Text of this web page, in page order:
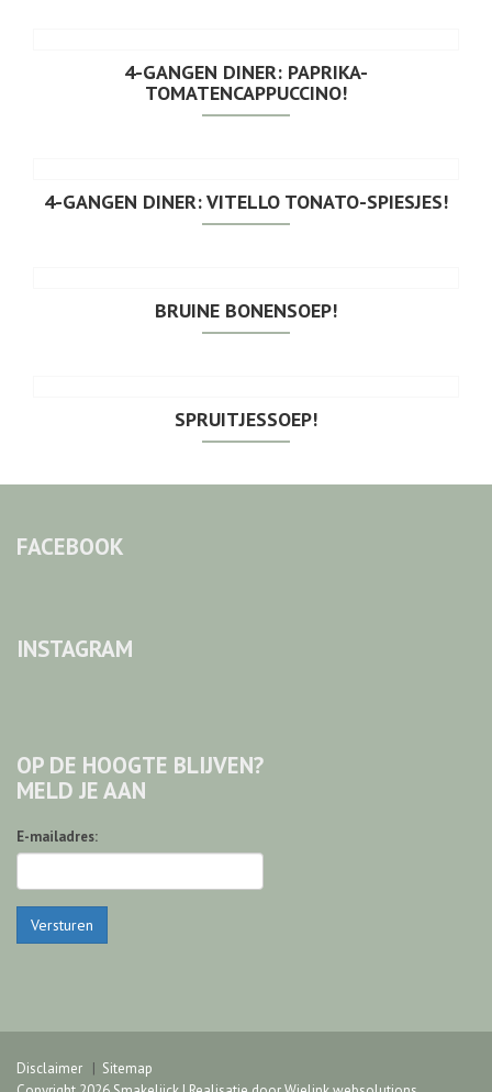
4-GANGEN DINER: PAPRIKA-
TOMATENCAPPUCCINO!
4-GANGEN DINER: VITELLO TONATO-SPIESJES!
BRUINE BONENSOEP!
SPRUITJESSOEP!
FACEBOOK
INSTAGRAM
OP DE HOOGTE BLIJVEN?
MELD JE AAN
E-mailadres:
Versturen
Disclaimer
Sitemap